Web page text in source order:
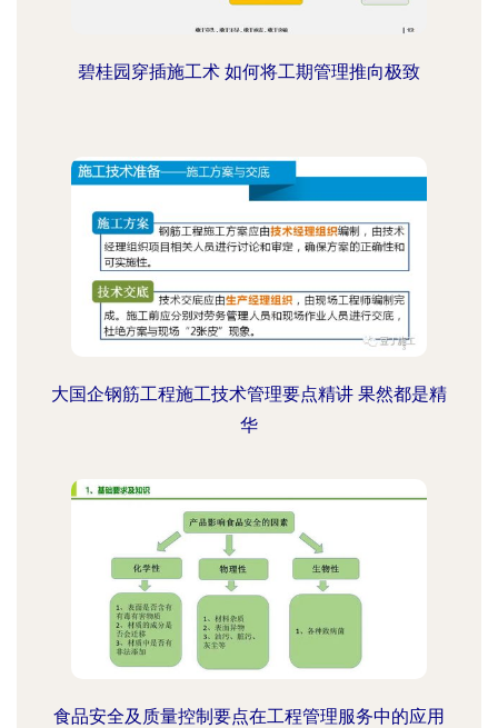
碧桂园穿插施工术 如何将工期管理推向极致
大国企钢筋工程施工技术管理要点精讲 果然都是精
华
食品安全及质量控制要点在工程管理服务中的应用